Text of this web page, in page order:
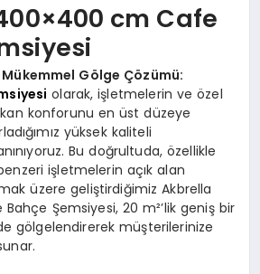
cm Cafe
Gölge Çözümü:
olarak, işletmelerin ve özel
konforunu en üst düzeye
yüksek kaliteli
Bu doğrultuda, özellikle
işletmelerin açık alan
üzere geliştirdiğimiz Akbrella
Şemsiyesi, 20 m²’lik geniş bir
gölgelendirerek müşterilerinize